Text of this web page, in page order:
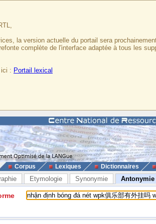
la version actuelle du portail sera
complète de l'interface adaptée à tous les
: Portail lexical
Corpus Lexiques Dictionnaires
Etymologie Synonymie Antonymie